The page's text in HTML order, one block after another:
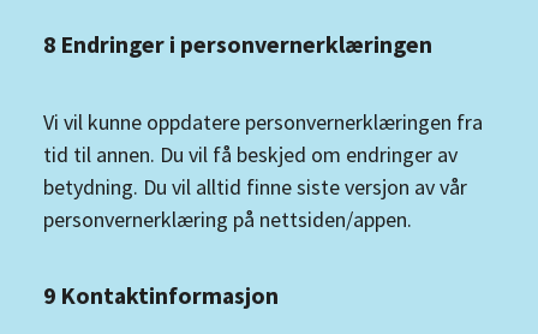
8 Endringer i personvernerklæringen
Vi vil kunne oppdatere personvernerklæringen fra
tid til annen. Du vil få beskjed om endringer av
betydning. Du vil alltid finne siste versjon av vår
personvernerklæring på nettsiden/appen.
9 Kontaktinformasjon